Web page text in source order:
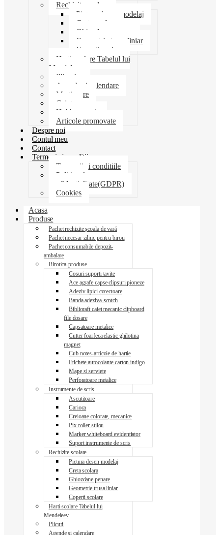
Rechizite scolare
Pictura desen modelaj
Creta scolara
Ghiozdane penare
Geometrie trusa liniar
Coperti scolare
Harti scolare Tabelul lui
Mendeleev
Plicuri
Agende si calendare
Martisoare
Caiete
Hobby creatie
Articole promovate
Despre noi
Contul meu
Contact
Termeni si conditii
Termenii si conditiile
Politica de
confidentialitate(GDPR)
Cookies
Acasa
Produse
Pachet rechizite școala de vară
Pachet necesar zilnic pentru birou
Pachet consumabile depozit-
ambalare
Birotica-produse
Cosuri suporti tavite
Ace agrafe capse clipsuri pioneze
Adeziv lipici corectoare
Banda adeziva-scotch
Biblioraft caiet mecanic clipboard
file dosare
Capsatoare metalice
Cutter foarfeca elastic ghilotina
magnet
Cub notes-articole de hartie
Etichete autocolante carton indigo
Mape si serviete
Perforatoare metalice
Instrumente de scris
Ascutitoare
Carioca
Creioane colorate, mecanice
Pix roller stilou
Marker whiteboard evidentiator
Suport instrumente de scris
Rechizite scolare
Pictura desen modelaj
Creta scolara
Ghiozdane penare
Geometrie trusa liniar
Coperti scolare
Harti scolare Tabelul lui
Mendeleev
Plicuri
Agende si calendare